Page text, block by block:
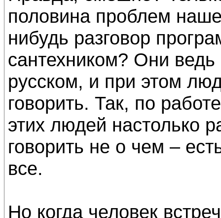
половина проблем
нибудь разговор
сантехником? Они
русском, и при этом
говорить. Так, по
этих людей настолько
говорить не о чем –
все.
Но когда человек